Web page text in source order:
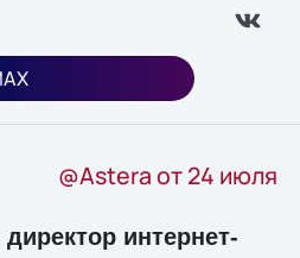
@Astera от 24 июля
интернет-